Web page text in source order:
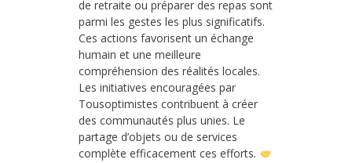
de retraite ou préparer des repas sont
parmi les gestes les plus significatifs.
Ces actions favorisent un échange
humain et une meilleure
compréhension des réalités locales.
Les initiatives encouragées par
Tousoptimistes contribuent à créer
des communautés plus unies. Le
partage d’objets ou de services
complète efficacement ces efforts.